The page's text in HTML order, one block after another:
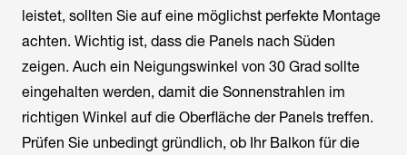
leistet, sollten Sie auf eine möglichst perfekte Montage
achten. Wichtig ist, dass die Panels nach Süden
zeigen. Auch ein Neigungswinkel von 30 Grad sollte
eingehalten werden, damit die Sonnenstrahlen im
richtigen Winkel auf die Oberfläche der Panels treffen.
Prüfen Sie unbedingt gründlich, ob Ihr Balkon für die